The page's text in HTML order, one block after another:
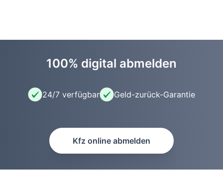
100% digital abmelden
24/7 verfügbar Geld-zurück-Garantie
Kfz online abmelden